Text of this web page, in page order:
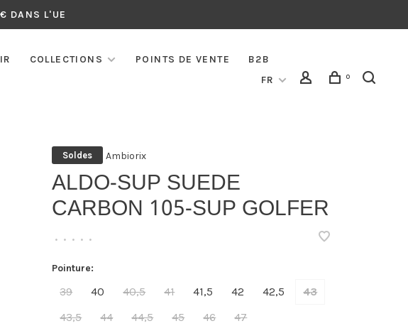
DANS L'UE
COLLECTIONS POINTS DE VENTE
B2B
FR
0
Soldes Ambiorix
ALDO-SUP SUEDE
CARBON 105-SUP GOLFER
• • • • •
Pointure:
39 40 40,5 41 41,5 42 42,5
43
43,5
44 44,5 45 46 47